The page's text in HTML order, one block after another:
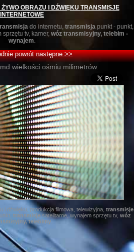
OBRAZU I DŹWIĘKU TRANSMISJE
INTERNETOWE
do internetu, transmisjapunkt - punkt,
tv, kamer, wóz transmisyjny, telebim -
wynajem.
powrót następne >>
wielkości ośmiu milimetrów.
i dźwięku, produkcja filmowa, telewizyjna, transmisje
transmisjesatelitarne, wynajem sprzętu tv, wóz
telebimy.